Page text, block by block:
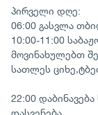
პირველი დღე:
06:00 გასვლა
10:00-11:00
მოვინახულებთ
სათლეს
22:00 დაბინავება
დასვენება.